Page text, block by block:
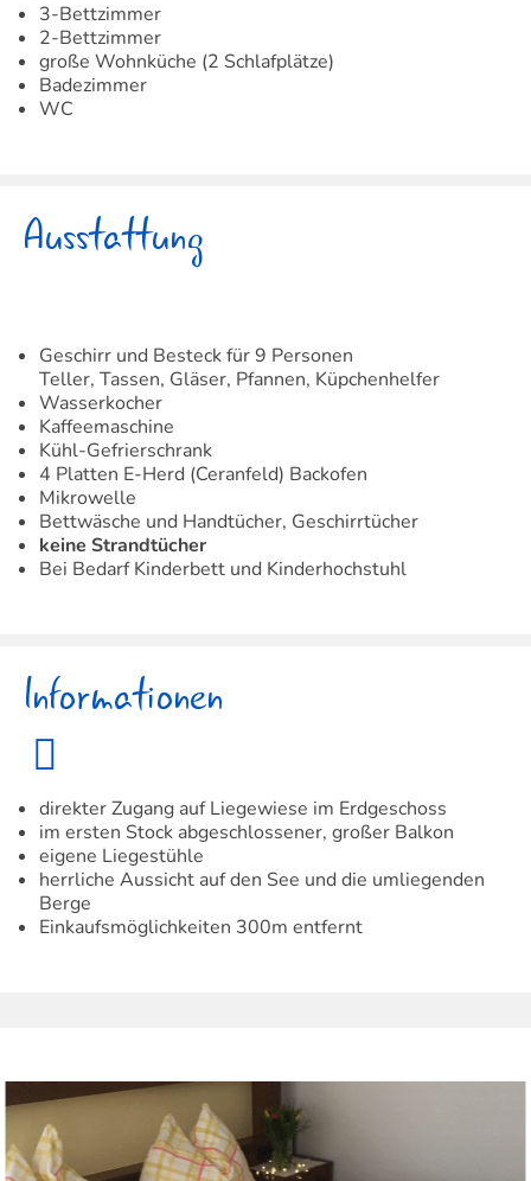
3-Bettzimmer
2-Bettzimmer
große Wohnküche (2 Schlafplätze)
Badezimmer
WC
Ausstattung
Geschirr und Besteck für 9 Personen
Teller, Tassen, Gläser, Pfannen, Küpchenhelfer
Wasserkocher
Kaffeemaschine
Kühl-Gefrierschrank
4 Platten E-Herd (Ceranfeld) Backofen
Mikrowelle
Bettwäsche und Handtücher, Geschirrtücher
keine Strandtücher
Bei Bedarf Kinderbett und Kinderhochstuhl
Informationen
direkter Zugang auf Liegewiese im Erdgeschoss
im ersten Stock abgeschlossener, großer Balkon
eigene Liegestühle
herrliche Aussicht auf den See und die umliegenden
Berge
Einkaufsmöglichkeiten 300m entfernt